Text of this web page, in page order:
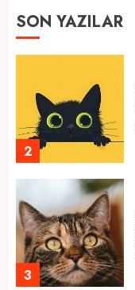
SON YAZILAR
1
2
3